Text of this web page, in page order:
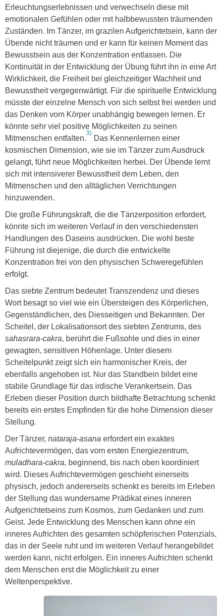
Erleuchtungserlebnissen und verwechseln diese mit
emotionalen Gefühlen oder mit halbbewussten träumenden
Zuständen. Im Tänzer, im grazilen Aufgerichtetsein, kann der
Übende nicht träumen und er kann für keinen Moment das
Bewusstsein aus der Konzentration entlassen. Die
Kontinuität in der Entwicklung der Übung führt ihn in eine Art
Wirklichkeit, die Freiheit bei gleichzeitiger Wachheit und
Bewusstheit vergegenwärtigt. Für die spirituelle Entwicklung
müsste der einzelne Mensch von sich selbst frei werden und
das Denken vom Körper unabhängig bewegen lernen. Er
könnte sehr viel positive Möglichkeiten zu seinen
Mitmenschen entfalten.
3)
Das Kennenlernen einer
kosmischen Dimension, wie sie im Tänzer zum Ausdruck
gelangt, führt neue Möglichkeiten herbei. Der Übende lernt
sich mit intensiverer Bewusstheit dem Leben, den
Mitmenschen und den alltäglichen Verrichtungen
hinzuwenden.
Die große Führungskraft, die die Tänzerposition erfordert,
könnte sich im weiteren Verlauf in den verschiedensten
Handlungen des Daseins ausdrücken. Die wohl beste
Führung ist diejenige, die durch die entwickelte
Konzentration frei von den physischen Schweregefühlen
erfolgt.
Das siebte Zentrum bedeutet Transzendenz und dieses
Wort besagt so viel wie ein Übersteigen des Körperlichen,
Gegenständlichen, des Diesseitigen und Bekannten. Der
Scheitel, der Lokalisationsort des siebten Zentrums, des
sahasrara-cakra, berührt die Fußsohle und dies in einer
gewagten, sensitiven Höhenlage. Unter diesem
Scheitelpunkt zeigt sich ein harmonischer Kreis, der
ebenfalls angehoben ist. Nur das Standbein bildet eine
stabile Grundlage für das irdische Verankertsein. Das
Erleben dieser Position durch bildhafte Betrachtung schenkt
bereits ein erstes Empfinden für die hohe Dimension dieser
Stellung.
Der Tänzer, nataraja-asana erfordert ein exaktes
Aufrichtevermögen, das vom ersten Energiezentrum,
muladhara-cakra, beginnend, bis nach oben koordiniert
wird. Dieses Aufrichtevermögen geschieht einerseits
physisch, jedoch andererseits schenkt es bereits im Erleben
der Stellung das wundersame Prädikat eines inneren
Aufgerichtetseins zum Kosmos, zum Gedanken und zum
Geist. Jede Entwicklung des Menschen kann ohne ein
inneres Aufrichten des gesamten schöpferischen Potenzials,
das in der Seele ruht und im weiteren Verlauf herangebildet
werden kann, nicht erfolgen. Ein inneres Aufrichten schenkt
dem Menschen erst die Möglichkeit zu einer
Weltenperspektive.